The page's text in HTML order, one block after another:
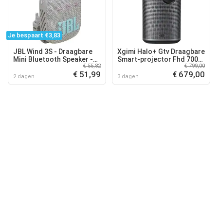
Je bespaart €3,83
JBL Wind 3S - Draagbare
Mini Bluetooth Speaker -
Waterdicht - met gratis
Handlebar-mount - Grijs
2 dagen
€ 55,82
€ 51,99
Xgimi Halo+ Gtv Draagbare
Smart-projector Fhd 700
Iso Google Tv Beamer
Grijs
3 dagen
€ 799,00
€ 679,00